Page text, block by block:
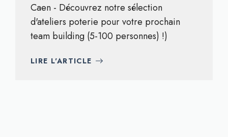
Caen - Découvrez notre sélection
d'ateliers poterie pour votre prochain
team building (5-100 personnes) !)
LIRE L'ARTICLE